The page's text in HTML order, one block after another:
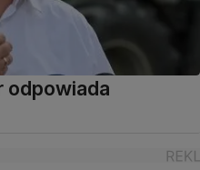
odpowiada